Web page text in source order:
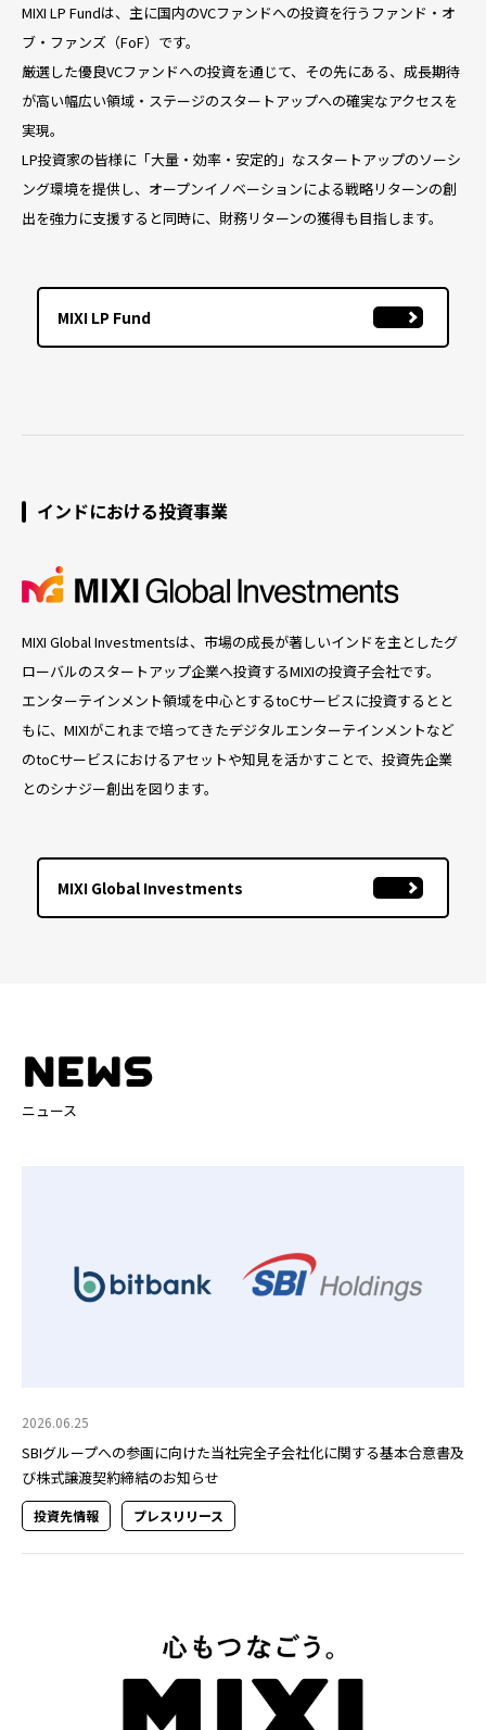
MIXI LP Fundは、主に国内のVCファンドへの投資を行うファンド・オ
ブ・ファンズ（FoF）です。
厳選した優良VCファンドへの投資を通じて、その先にある、成長期待
が高い幅広い領域・ステージのスタートアップへの確実なアクセスを
実現。
LP投資家の皆様に「大量・効率・安定的」なスタートアップのソーシ
ング環境を提供し、オープンイノベーションによる戦略リターンの創
出を強力に支援すると同時に、財務リターンの獲得も目指します。
MIXI LP Fund
インドにおける投資事業
MIXI Global Investmentsは、市場の成長が著しいインドを主としたグ
ローバルのスタートアップ企業へ投資するMIXIの投資子会社です。
エンターテインメント領域を中心とするtoCサービスに投資するとと
もに、MIXIがこれまで培ってきたデジタルエンターテインメントなど
のtoCサービスにおけるアセットや知見を活かすことで、投資先企業
とのシナジー創出を図ります。
MIXI Global Investments
NEWS
ニュース
2026.06.25
SBIグループへの参画に向けた当社完全子会社化に関する基本合意書及
び株式譲渡契約締結のお知らせ
投資先情報 プレスリリース